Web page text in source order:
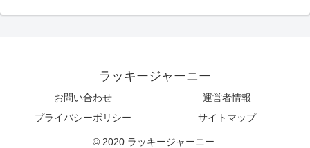
ラッキージャーニー
お問い合わせ
運営者情報
プライバシーポリシー
サイトマップ
© 2020 ラッキージャーニー.